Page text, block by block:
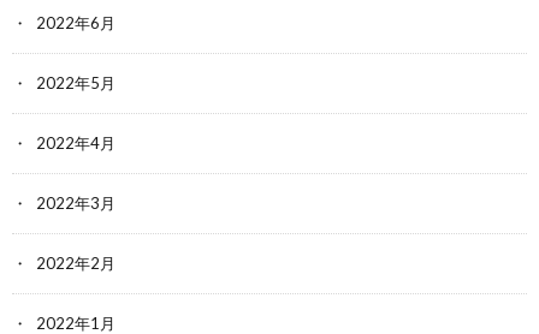
2022年6月
2022年5月
2022年4月
2022年3月
2022年2月
2022年1月